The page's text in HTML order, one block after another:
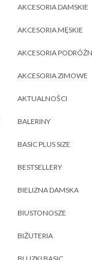
AKCESORIA DAMSKIE
AKCESORIA MĘSKIE
AKCESORIA
AKCESORIA ZIMOWE
AKTUALNOŚCI
BALERINY
BASIC PLUS SIZE
BESTSELLERY
BIELIZNA DAMSKA
BIUSTONOSZE
BIŻUTERIA